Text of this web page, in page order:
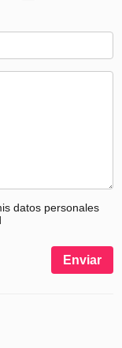
datos personales
Enviar